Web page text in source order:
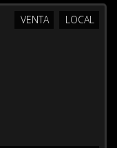
LOCAL
VENTA